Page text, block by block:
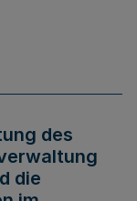
des
die